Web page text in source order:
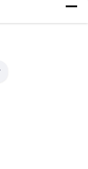
723-57-
EC290B